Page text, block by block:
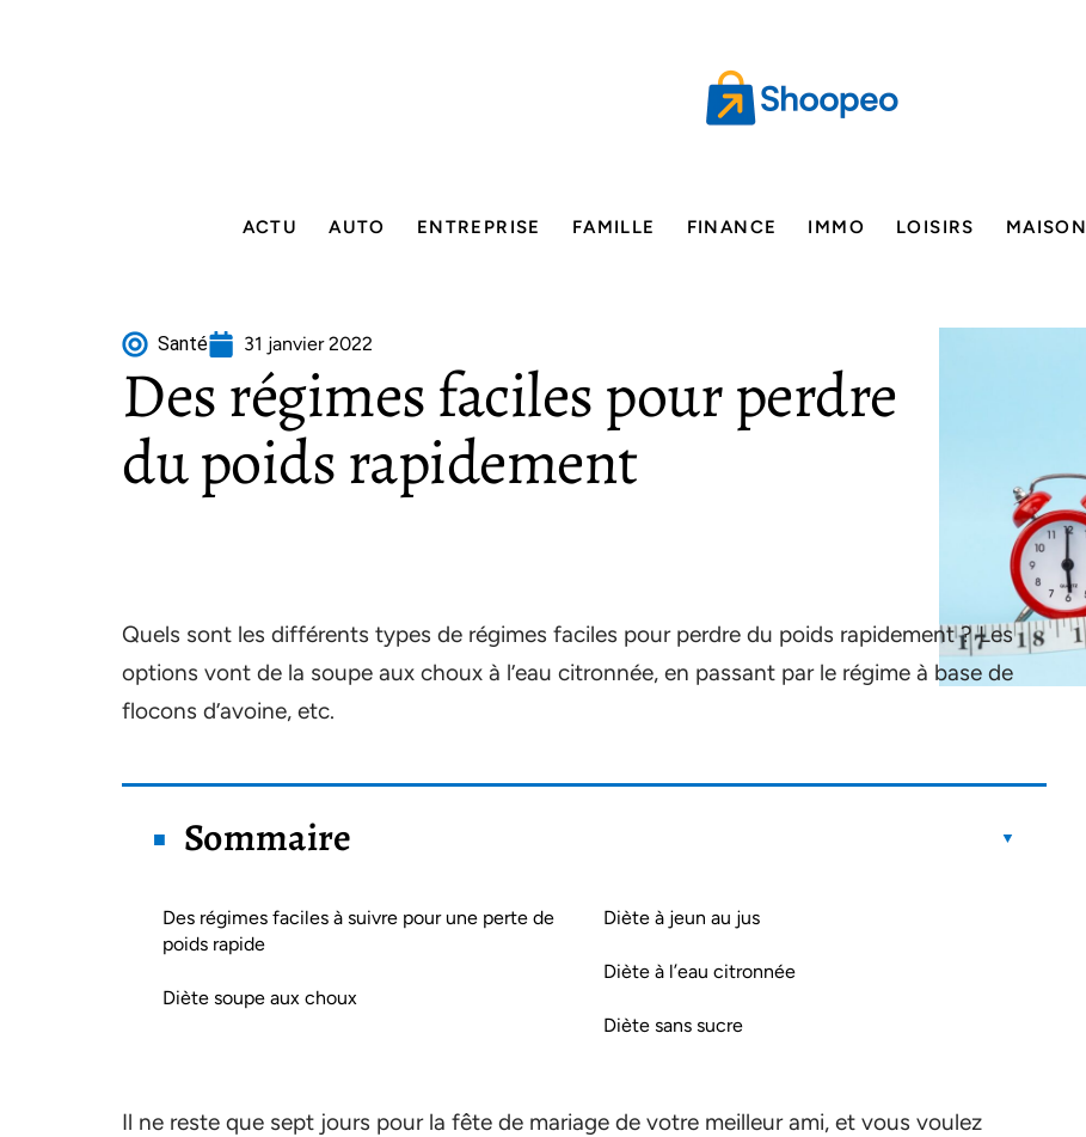
ACTU AUTO ENTREPRISE FAMILLE FINANCE IMMO LOISIRS MAISON
Santé 31 janvier 2022
Des régimes faciles pour perdre
du poids rapidement
Quels sont les différents types de régimes faciles pour perdre du poids rapidement ? Les
options vont de la soupe aux choux à l’eau citronnée, en passant par le régime à base de
flocons d’avoine, etc.
Sommaire
Des régimes faciles à suivre pour une perte de
poids rapide
Diète soupe aux choux
Diète à jeun au jus
Diète à l’eau citronnée
Diète sans sucre
Il ne reste que sept jours pour la fête de mariage de votre meilleur ami, et vous voulez